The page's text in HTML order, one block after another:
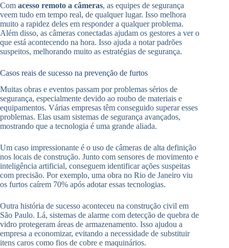
Com acesso remoto a câmeras, as equipes de segurança
veem tudo em tempo real, de qualquer lugar. Isso melhora
muito a rapidez deles em responder a qualquer problema.
Além disso, as câmeras conectadas ajudam os gestores a ver o
que está acontecendo na hora. Isso ajuda a notar padrões
suspeitos, melhorando muito as estratégias de segurança.
Casos reais de sucesso na prevenção de furtos
Muitas obras e eventos passam por problemas sérios de
segurança, especialmente devido ao roubo de materiais e
equipamentos. Várias empresas têm conseguido superar esses
problemas. Elas usam sistemas de segurança avançados,
mostrando que a tecnologia é uma grande aliada.
Um caso impressionante é o uso de câmeras de alta definição
nos locais de construção. Junto com sensores de movimento e
inteligência artificial, conseguem identificar ações suspeitas
com precisão. Por exemplo, uma obra no Rio de Janeiro viu
os furtos caírem 70% após adotar essas tecnologias.
Outra história de sucesso aconteceu na construção civil em
São Paulo. Lá, sistemas de alarme com detecção de quebra de
vidro protegeram áreas de armazenamento. Isso ajudou a
empresa a economizar, evitando a necessidade de substituir
itens caros como fios de cobre e maquinários.